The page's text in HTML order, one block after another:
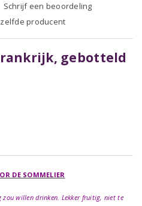
Schrijf een beoordeling
producent
gebotteld
DE SOMMELIER
zou willen drinken. Lekker fruitig, niet te